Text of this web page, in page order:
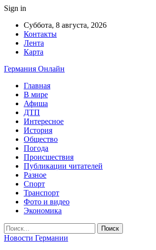
Sign in
Суббота, 8 августа, 2026
Контакты
Лента
Карта
Германия Онлайн
Главная
В мире
Афиша
ДТП
Интересное
История
Общество
Погода
Происшествия
Публикации читателей
Разное
Спорт
Транспорт
Фото и видео
Экономика
Новости Германии